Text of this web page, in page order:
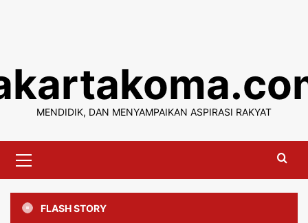
content
MENDIDIK, DAN MENYAMPAIKAN ASPIRASI RAKYAT
Menu
FLASH STORY